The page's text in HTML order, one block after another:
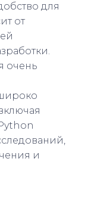
для
от
очень
и